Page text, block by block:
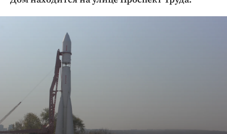
Криминал
Недвижимость и ЖКХ
Образование
Общество
Погода
Праздники
Происшествия
Спорт